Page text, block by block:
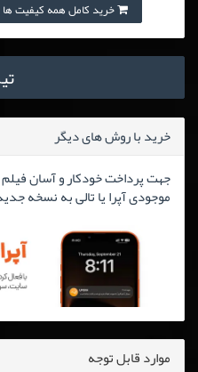
خرید کامل همه کیفیت ها به صورت
خرید با روش های دیگر
جهت پرداخت خودکار و آسان فیلم
موجودی آپرا یا تالی به نسخه
موارد قابل توجه